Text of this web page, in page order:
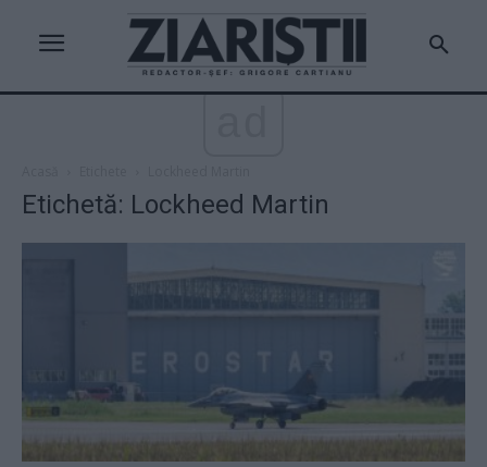
Etichetă: Lockheed Martin